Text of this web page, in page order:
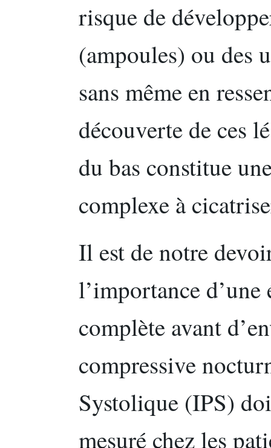
risque de
(ampoules) ou des
sans même en
découverte de ces
du bas constitue
complexe à
Il est de notre
l’importance
complète avant
compressive
Systolique (IPS)
mesuré chez les